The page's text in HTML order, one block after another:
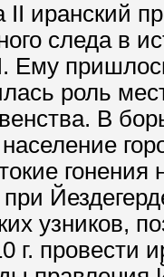
иранский
следа в
Ему
роль
В
узников,
г. провести